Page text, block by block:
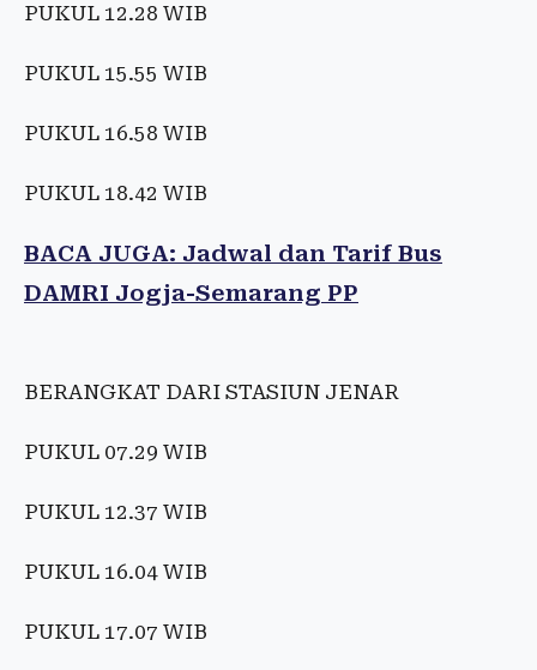
PUKUL 12.28 WIB
PUKUL 15.55 WIB
PUKUL 16.58 WIB
PUKUL 18.42 WIB
BACA JUGA: Jadwal dan Tarif Bus
DAMRI Jogja-Semarang PP
BERANGKAT DARI STASIUN JENAR
PUKUL 07.29 WIB
PUKUL 12.37 WIB
PUKUL 16.04 WIB
PUKUL 17.07 WIB